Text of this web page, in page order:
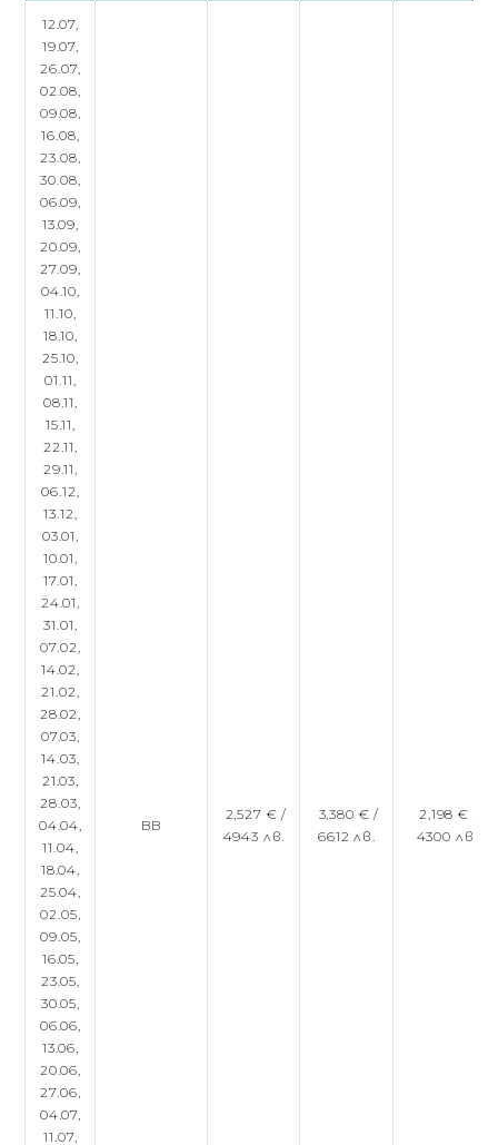
12.07,
19.07,
26.07,
02.08,
09.08,
16.08,
23.08,
30.08,
06.09,
13.09,
20.09,
27.09,
04.10,
11.10,
18.10,
25.10,
01.11,
08.11,
15.11,
22.11,
29.11,
06.12,
13.12,
03.01,
10.01,
17.01,
24.01,
31.01,
07.02,
14.02,
21.02,
28.02,
07.03,
14.03,
21.03,
28.03,
04.04,
11.04,
18.04,
25.04,
02.05,
09.05,
16.05,
23.05,
30.05,
06.06,
13.06,
20.06,
27.06,
04.07,
11.07,
BB
2,527 € /
4943 лв.
3,380 € /
6612 лв.
2,198 € /
4300 лв.